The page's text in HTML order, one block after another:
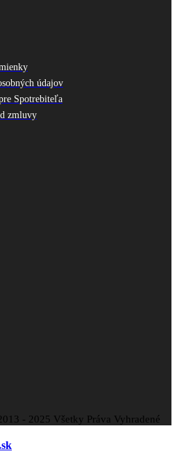
údajov
Spotrebiteľa
zmluvy
- 2025 Všetky Práva Vyhradené